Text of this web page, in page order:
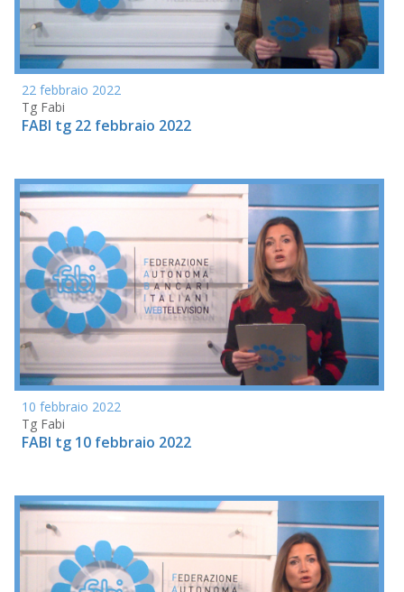
22 febbraio 2022
Tg Fabi
FABI tg 22 febbraio 2022
10 febbraio 2022
Tg Fabi
FABI tg 10 febbraio 2022